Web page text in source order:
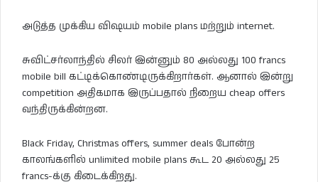
அடுத்த முக்கிய விஷயம் mobile plans மற்றும் internet.
சுவிட்சர்லாந்தில் சிலர் இன்னும் 80 அல்லது 100 francs
mobile bill கட்டிக்கொண்டிருக்கிறார்கள். ஆனால் இன்று
competition அதிகமாக இருப்பதால் நிறைய cheap offers
வந்திருக்கின்றன.
Black Friday, Christmas offers, summer deals போன்ற
காலங்களில் unlimited mobile plans கூட 20 அல்லது 25
francs-க்கு கிடைக்கிறது.